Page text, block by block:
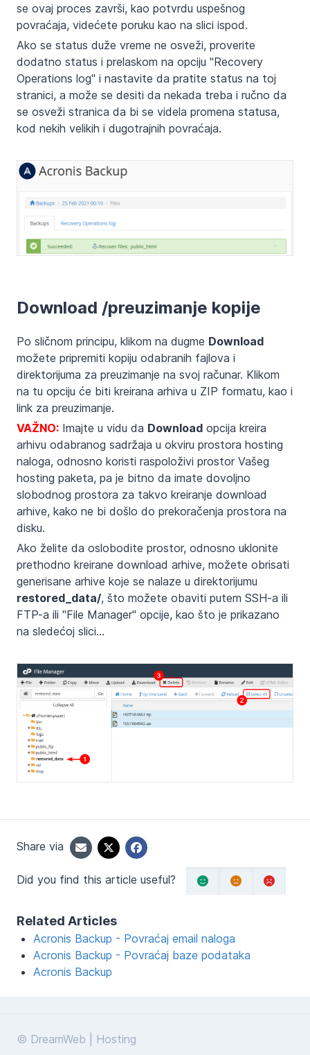
se ovaj proces završi, kao potvrdu uspešnog
povraćaja, videćete poruku kao na slici ispod.
Ako se status duže vreme ne osveži, proverite
dodatno status i prelaskom na opciju "Recovery
Operations log" i nastavite da pratite status na toj
stranici, a može se desiti da nekada treba i ručno da
se osveži stranica da bi se videla promena statusa,
kod nekih velikih i dugotrajnih povraćaja.
Download /preuzimanje kopije
Po sličnom principu, klikom na dugme Download
možete pripremiti kopiju odabranih fajlova i
direktorijuma za preuzimanje na svoj računar. Klikom
na tu opciju će biti kreirana arhiva u ZIP formatu, kao i
link za preuzimanje.
VAŽNO: Imajte u vidu da Download opcija kreira
arhivu odabranog sadržaja u okviru prostora hosting
naloga, odnosno koristi raspoloživi prostor Vašeg
hosting paketa, pa je bitno da imate dovoljno
slobodnog prostora za takvo kreiranje download
arhive, kako ne bi došlo do prekoračenja prostora na
disku.
Ako želite da oslobodite prostor, odnosno uklonite
prethodno kreirane download arhive, možete obrisati
generisane arhive koje se nalaze u direktorijumu
restored_data/, što možete obaviti putem SSH-a ili
FTP-a ili "File Manager" opcije, kao što je prikazano
na sledećoj slici...
Share via
Did you find this article useful?
Related Articles
Acronis Backup - Povraćaj email naloga
Acronis Backup - Povraćaj baze podataka
Acronis Backup
© DreamWeb | Hosting